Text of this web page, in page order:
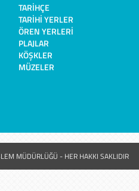
TARIHÇE
TARIHI YERLER
ÖREN YERLERI
PLAJLAR
KÖŞKLER
MÜZELER
MÜDÜRLÜĞÜ - HER HAKKI SAKLIDIR